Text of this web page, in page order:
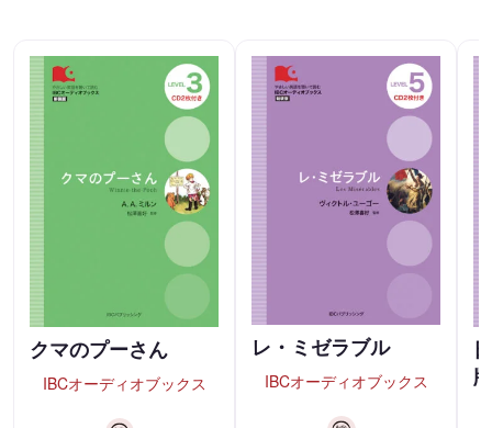
クマのプーさん
IBCオーディオブックス
レ・ミゼラブル
IBCオーディオブックス